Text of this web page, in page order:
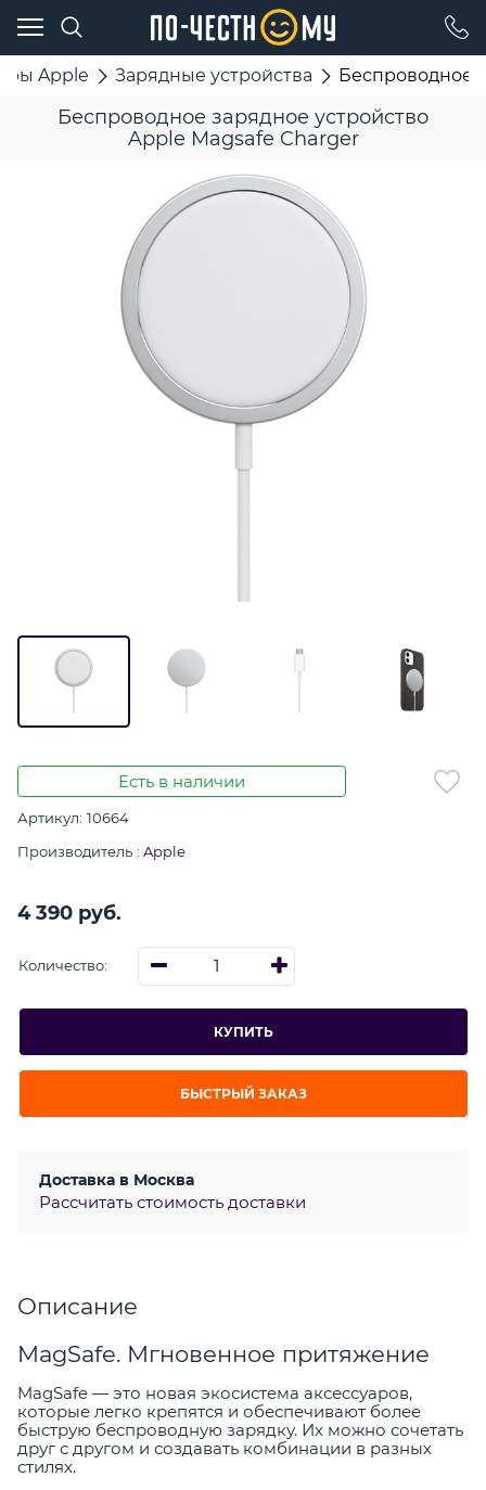
Apple Зарядные устройства Беспроводное
Беспроводное зарядное устройство
Apple Magsafe Charger
Есть в наличии
Артикул: 10664
Производитель : Apple
4 390 руб.
Количество:
КУПИТЬ
БЫСТРЫЙ ЗАКАЗ
Доставка в Москва
Рассчитать стоимость доставки
Описание
MagSafe. Мгновенное притяжение
MagSafe — это новая экосистема аксессуаров,
которые легко крепятся и обеспечивают более
быструю беспроводную зарядку. Их можно сочетать
друг с другом и создавать комбинации в разных
стилях.